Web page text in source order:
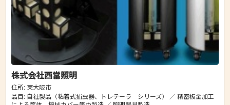
株式会社西當照明
住所: 東大阪市
品目: 自社製品（粘着式捕虫器、トレテーラ シリーズ） ／ 精密板金加工